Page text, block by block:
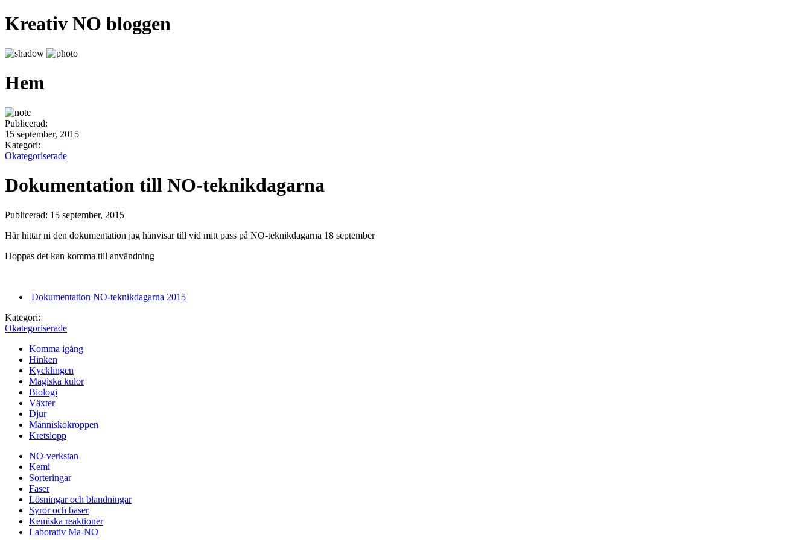
Kreativ NO bloggen
Hem
Publicerad:
15 september, 2015
Kategori:
Okategoriserade
Dokumentation till NO-teknikdagarna
Publicerad: 15 september, 2015
Här hittar ni den dokumentation jag hänvisar till vid mitt pass på NO-teknikdagarna 18 september
Hoppas det kan komma till användning
Dokumentation NO-teknikdagarna 2015
Kategori:
Okategoriserade
Komma igång
Hinken
Kycklingen
Magiska kulor
Biologi
Växter
Djur
Människokroppen
Kretslopp
NO-verkstan
Kemi
Sorteringar
Faser
Lösningar och blandningar
Syror och baser
Kemiska reaktioner
Laborativ Ma-NO